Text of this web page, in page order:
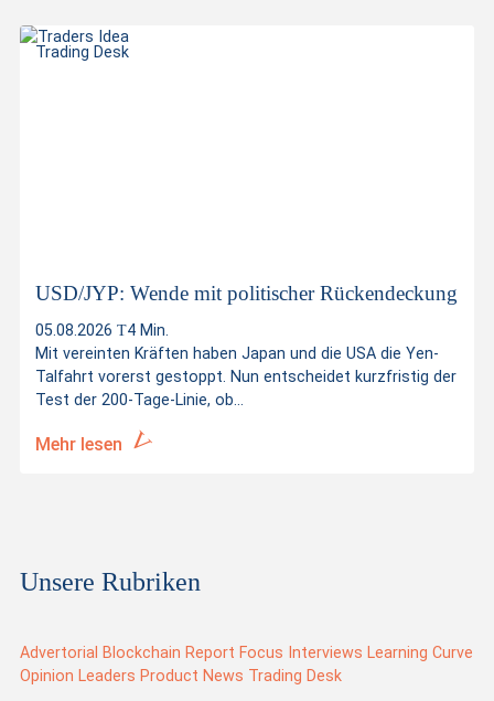
Trading Desk
USD/JYP: Wende mit politischer Rückendeckung
05.08.2026
4 Min.
Mit vereinten Kräften haben Japan und die USA die Yen-
Talfahrt vorerst gestoppt. Nun entscheidet kurzfristig der
Test der 200-Tage-Linie, ob...
Mehr lesen
Unsere Rubriken
Advertorial Blockchain Report Focus Interviews Learning Curve
Opinion Leaders Product News Trading Desk